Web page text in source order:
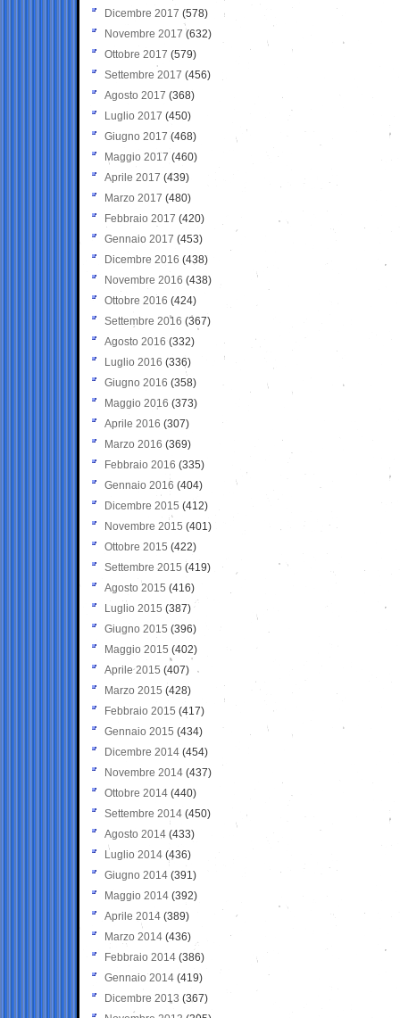
Dicembre 2017 (578)
Novembre 2017 (632)
Ottobre 2017 (579)
Settembre 2017 (456)
Agosto 2017 (368)
Luglio 2017 (450)
Giugno 2017 (468)
Maggio 2017 (460)
Aprile 2017 (439)
Marzo 2017 (480)
Febbraio 2017 (420)
Gennaio 2017 (453)
Dicembre 2016 (438)
Novembre 2016 (438)
Ottobre 2016 (424)
Settembre 2016 (367)
Agosto 2016 (332)
Luglio 2016 (336)
Giugno 2016 (358)
Maggio 2016 (373)
Aprile 2016 (307)
Marzo 2016 (369)
Febbraio 2016 (335)
Gennaio 2016 (404)
Dicembre 2015 (412)
Novembre 2015 (401)
Ottobre 2015 (422)
Settembre 2015 (419)
Agosto 2015 (416)
Luglio 2015 (387)
Giugno 2015 (396)
Maggio 2015 (402)
Aprile 2015 (407)
Marzo 2015 (428)
Febbraio 2015 (417)
Gennaio 2015 (434)
Dicembre 2014 (454)
Novembre 2014 (437)
Ottobre 2014 (440)
Settembre 2014 (450)
Agosto 2014 (433)
Luglio 2014 (436)
Giugno 2014 (391)
Maggio 2014 (392)
Aprile 2014 (389)
Marzo 2014 (436)
Febbraio 2014 (386)
Gennaio 2014 (419)
Dicembre 2013 (367)